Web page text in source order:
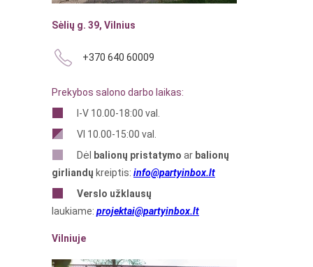
Sėlių g. 39, Vilnius
+370 640 60009
Prekybos salono darbo laikas:
I-V 10.00-18:00 val.
VI 10.00-15:00 val.
Dėl
balionų pristatymo ar balionų
girliandų kreiptis: info@partyinbox.lt
Verslo užklausų
laukiame: projektai@partyinbox.lt
Vilniuje